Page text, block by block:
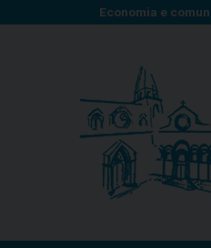
Economia e